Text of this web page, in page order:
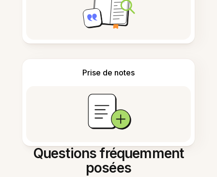
Prise de notes
Questions fréquemment
posées